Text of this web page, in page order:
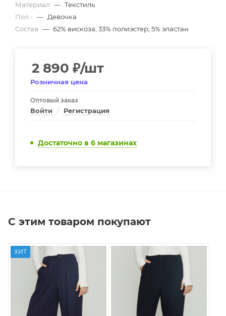
Материал — Текстиль
Пол - — Девочка
Состав — 62% вискоза; 33% полиэстер; 5% эластан
2 890 ₽/шт
Розничная цена
Оптовый заказ
Войти / Регистрация
Достаточно в 6 магазинах
С этим товаром покупают
ХИТ